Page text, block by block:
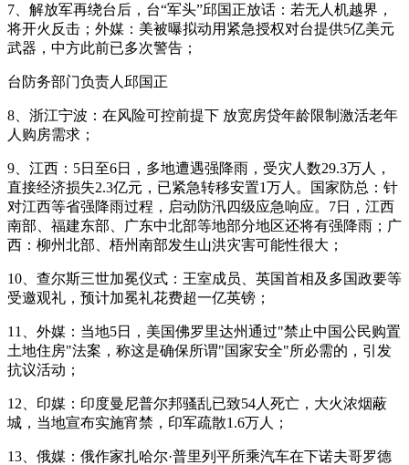
7、解放军再绕台后，台“军头”邱国正放话：若无人机越界，
将开火反击；外媒：美被曝拟动用紧急授权对台提供5亿美元
武器，中方此前已多次警告；
台防务部门负责人邱国正
8、浙江宁波：在风险可控前提下 放宽房贷年龄限制激活老年
人购房需求；
9、江西：5日至6日，多地遭遇强降雨，受灾人数29.3万人，
直接经济损失2.3亿元，已紧急转移安置1万人。国家防总：针
对江西等省强降雨过程，启动防汛四级应急响应。7日，江西
南部、福建东部、广东中北部等地部分地区还将有强降雨；广
西：柳州北部、梧州南部发生山洪灾害可能性很大；
10、查尔斯三世加冕仪式：王室成员、英国首相及多国政要等
受邀观礼，预计加冕礼花费超一亿英镑；
11、外媒：当地5日，美国佛罗里达州通过"禁止中国公民购置
土地住房"法案，称这是确保所谓"国家安全"所必需的，引发
抗议活动；
12、印媒：印度曼尼普尔邦骚乱已致54人死亡，大火浓烟蔽
城，当地宣布实施宵禁，印军疏散1.6万人；
13、俄媒：俄作家扎哈尔·普里列平所乘汽车在下诺夫哥罗德